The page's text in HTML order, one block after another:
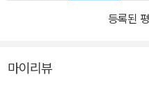
품의 결론은 아니다. 지드는 어
자, 프랑스 문학의 일급 작가
명작 앙드레 지드는 20세기 전반기에서 폴 발레리, 폴 클로델과 더불
등록된
마이리뷰